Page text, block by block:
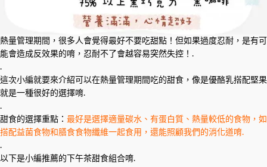
熱量管理期間，很多人會覺得最好不要吃甜點！但如果過度忍耐，是有可
能會造成反效果的唷，忍耐不了會越容易突然失控！.
.
這次小編就要來介紹可以在熱量管理期間吃的甜食，像是優酪乳搭配堅果
就是一種很好的選擇唷.
.
甜食的選擇重點： 最好是選擇適量碳水、有蛋白質、熱量較低的食物，如
搭配益菌食物和膳食食物纖維一起食用，還能照顧我們的消化道唷.
.
以下是小編推薦的下午茶甜食組合唷.